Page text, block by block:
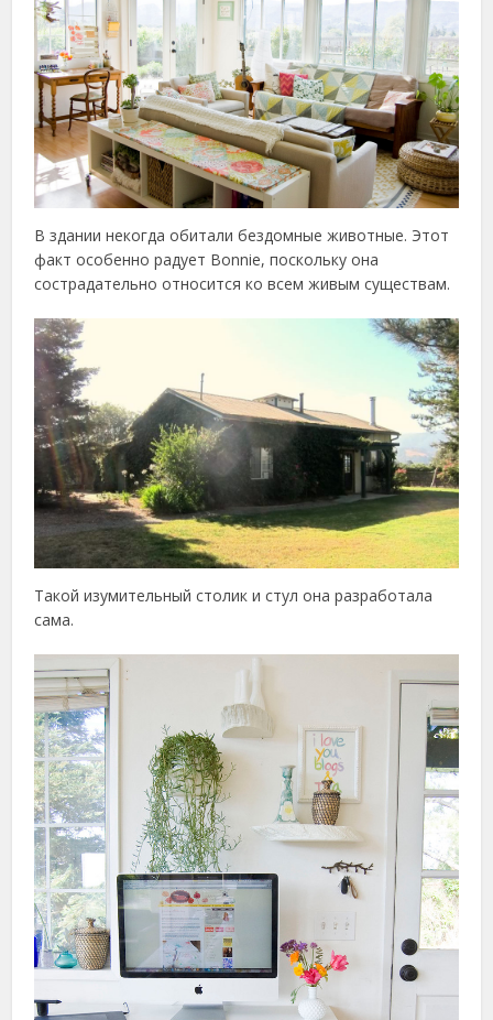
В здании некогда обитали бездомные животные. Этот
факт особенно радует Bonnie, поскольку она
сострадательно относится ко всем живым существам.
Такой изумительный столик и стул она разработала
сама.